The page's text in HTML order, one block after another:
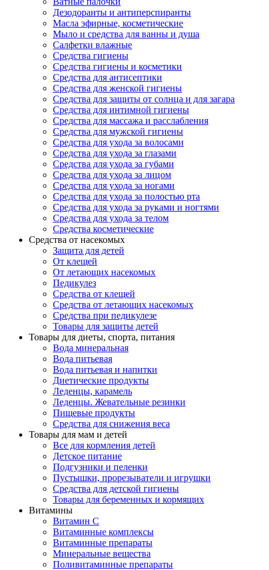
Дезодоранты и антиперспиранты
Масла эфирные, косметические
Мыло и средства для ванны и душа
Салфетки влажные
Средства гигиены
Средства гигиены и косметики
Средства для антисептики
Средства для женской гигиены
Средства для защиты от солнца и для загара
Средства для интимной гигиены
Средства для массажа и расслабления
Средства для мужской гигиены
Средства для ухода за волосами
Средства для ухода за глазами
Средства для ухода за губами
Средства для ухода за лицом
Средства для ухода за ногами
Средства для ухода за полостью рта
Средства для ухода за руками и ногтями
Средства для ухода за телом
Средства косметические
Средства от насекомых
Защита для детей
От клещей
От летающих насекомых
Педикулез
Средства от клещей
Средства от летающих насекомых
Средства при педикулезе
Товары для защиты детей
Товары для диеты, спорта, питания
Вода минеральная
Вода питьевая
Вода питьевая и напитки
Диетические продукты
Леденцы, карамель
Леденцы. Жевательные резинки
Пищевые продукты
Средства для снижения веса
Товары для мам и детей
Все для кормления детей
Детское питание
Подгузники и пеленки
Пустышки, прорезыватели и игрушки
Средства для детской гигиены
Товары для беременных и кормящих
Витамины
Витамин С
Витаминные комплексы
Витаминные препараты
Минеральные вещества
Поливитаминные препараты